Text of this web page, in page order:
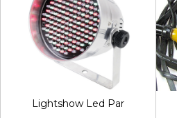
Lightshow Led Par